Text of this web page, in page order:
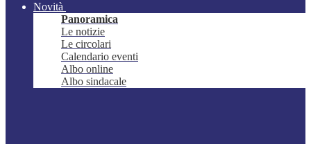
Novità
Panoramica
Le notizie
Le circolari
Calendario eventi
Albo online
Albo sindacale